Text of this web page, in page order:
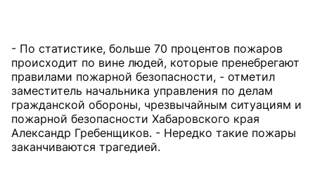
- По статистике, больше 70 процентов пожаров
происходит по вине людей, которые пренебрегают
правилами пожарной безопасности, - отметил
заместитель начальника управления по делам
гражданской обороны, чрезвычайным ситуациям и
пожарной безопасности Хабаровского края
Александр Гребенщиков. - Нередко такие пожары
заканчиваются трагедией.